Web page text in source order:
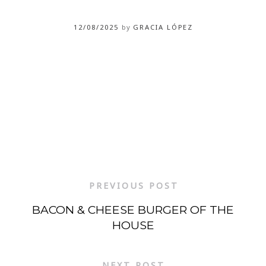
12/08/2025 by GRACIA LÓPEZ
PREVIOUS POST
BACON & CHEESE BURGER OF THE
HOUSE